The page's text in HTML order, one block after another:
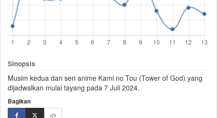
Sinopsis
Musim kedua dari seri anime Kami no Tou (Tower of God) yang
dijadwalkan mulai tayang pada 7 Juli 2024.
Bagikan